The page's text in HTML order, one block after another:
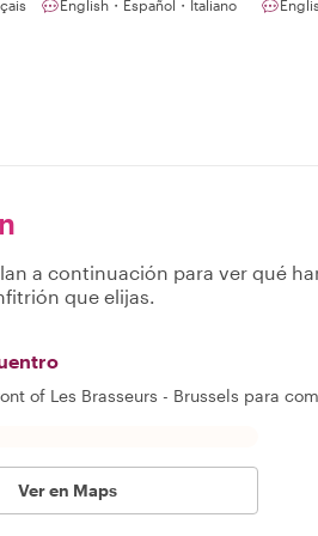
English・Español・Italiano
a continuación para ver qué
que elijas.
of Les Brasseurs - Brussels para
Ver en Maps